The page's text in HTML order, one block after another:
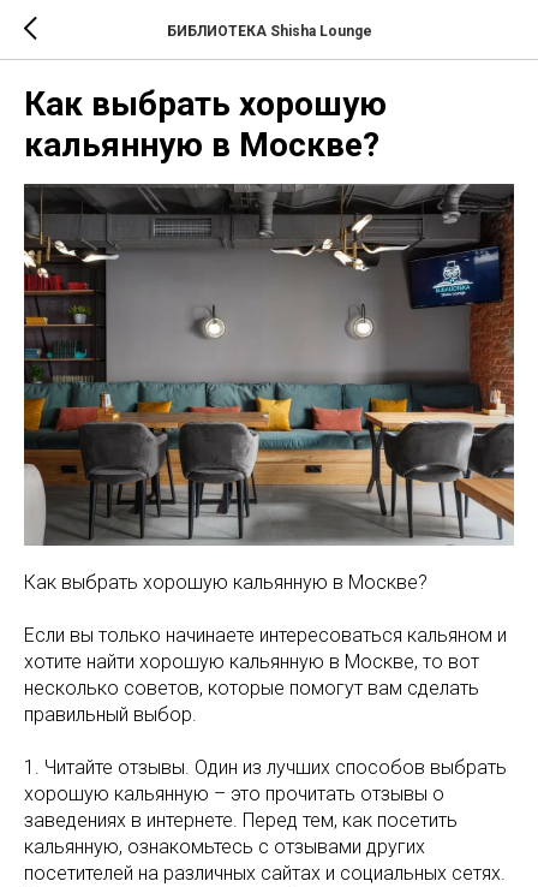
БИБЛИОТЕКА Shisha Lounge
Как выбрать хорошую
кальянную в Москве?
Как выбрать хорошую кальянную в Москве?
Если вы только начинаете интересоваться кальяном и
хотите найти хорошую кальянную в Москве, то вот
несколько советов, которые помогут вам сделать
правильный выбор.
1. Читайте отзывы. Один из лучших способов выбрать
хорошую кальянную – это прочитать отзывы о
заведениях в интернете. Перед тем, как посетить
кальянную, ознакомьтесь с отзывами других
посетителей на различных сайтах и социальных сетях.